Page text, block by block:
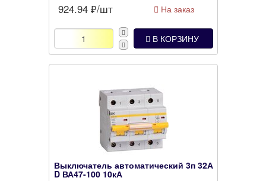
924.94 ₽/шт На заказ
В КОРЗИНУ
Выключатель автоматический 3п 32А
D ВА47-100 10кА